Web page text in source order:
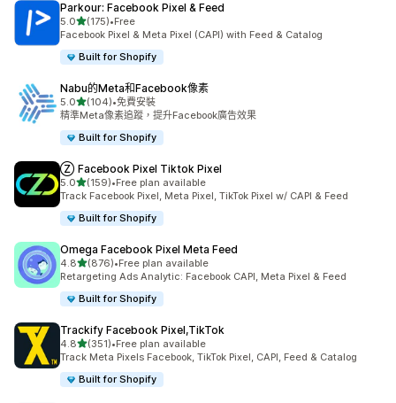
Parkour: Facebook Pixel & Feed
5.0滿分 5 顆星
(175)
共有 175 則評價
•Free
Facebook Pixel & Meta Pixel (CAPI) with Feed & Catalog
Built for Shopify
Nabu的Meta和Facebook像素
5.0滿分 5 顆星
(104)
共有 104 則評價
•免費安裝
精準Meta像素追蹤，提升Facebook廣告效果
Built for Shopify
Ⓩ Facebook Pixel Tiktok Pixel
5.0滿分 5 顆星
(159)
共有 159 則評價
•Free plan available
Track Facebook Pixel, Meta Pixel, TikTok Pixel w/ CAPI & Feed
Built for Shopify
Omega Facebook Pixel Meta Feed
4.8滿分 5 顆星
(876)
共有 876 則評價
•Free plan available
Retargeting Ads Analytic: Facebook CAPI, Meta Pixel & Feed
Built for Shopify
Trackify Facebook Pixel,TikTok
4.8滿分 5 顆星
(351)
共有 351 則評價
•Free plan available
Track Meta Pixels Facebook, TikTok Pixel, CAPI, Feed & Catalog
Built for Shopify